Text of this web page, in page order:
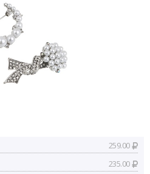
259.00
235.00